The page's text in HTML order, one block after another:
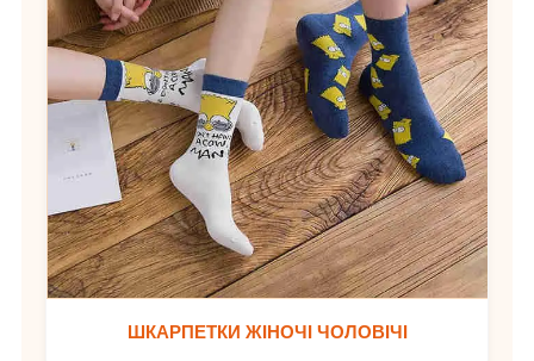
ШКАРПЕТКИ ЖІНОЧІ ЧОЛОВІЧІ